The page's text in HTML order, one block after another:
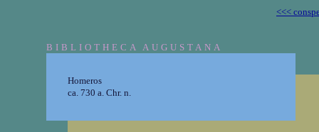
<<<
BIBLIOTHECA AUGUSTANA
Homeros
ca. 730 a. Chr. n.